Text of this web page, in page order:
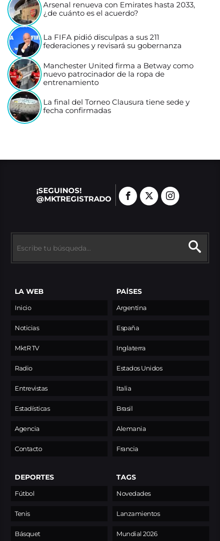
Arsenal renueva con Emirates hasta 2033,
¿de cuánto es el acuerdo?
La FIFA pidió disculpas a sus 211
federaciones y revisará su gobernanza
Manchester United firma a Betway como
nuevo patrocinador de la ropa de
entrenamiento
La final del Torneo Clausura tiene sede y
fecha confirmadas
¡SEGUINOS!
@MKTREGISTRADO
LA WEB
Inicio
Noticias
MktR TV
Radio
Entrevistas
Estadísticas
Agencia
Contacto
PAÍSES
Argentina
España
Inglaterra
Estados Unidos
Italia
Brasil
Alemania
Francia
DEPORTES
Fútbol
Tenis
Básquet
TAGS
Novedades
Lanzamientos
Mundial 2026